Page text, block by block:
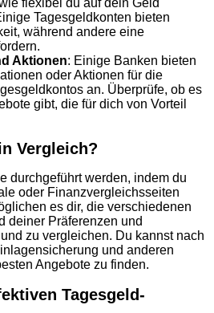
flexibel du auf dein Geld
Tagesgeldkonten bieten
während andere eine
Aktionen: Einige Banken bieten
oder Aktionen für die
an. Überprüfe, ob es
gibt, die für dich von Vorteil
Vergleich?
durchgeführt werden, indem du
oder Finanzvergleichsseiten
es dir, die verschiedenen
deiner Präferenzen und
zu vergleichen. Du kannst nach
und anderen
Angebote zu finden.
Tagesgeld-